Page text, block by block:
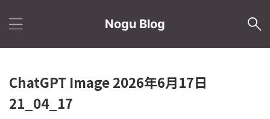
Nogu Blog
ChatGPT Image 2026年6月17日
21_04_17